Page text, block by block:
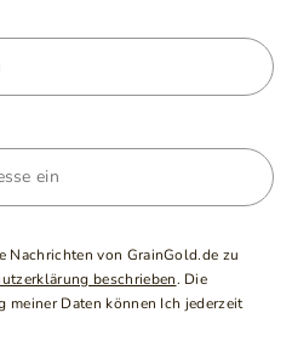
Nachrichten von GrainGold.de zu
beschrieben. Die
Daten können Ich jederzeit